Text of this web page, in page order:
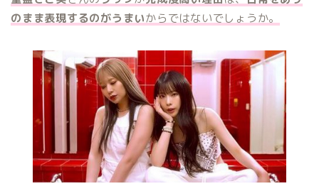
のまま表現するのがうまいからではないでしょうか。